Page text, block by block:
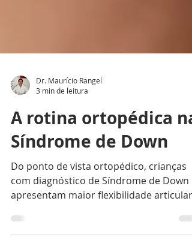
Dr. Maurício Rangel
3 min de leitura
A rotina ortopédica na
Síndrome de Down
Do ponto de vista ortopédico, crianças
com diagnóstico de Síndrome de Down